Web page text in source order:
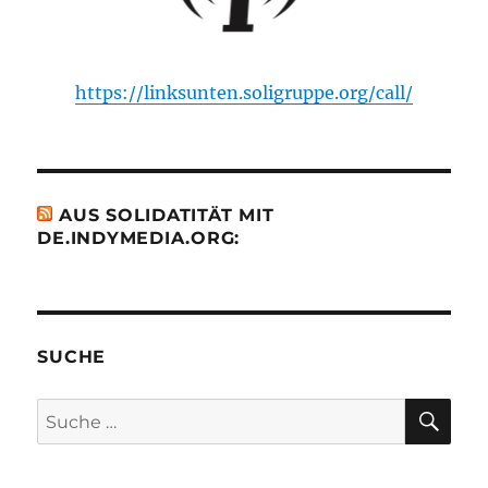
https://linksunten.soligruppe.org/call/
AUS SOLIDATITÄT MIT
DE.INDYMEDIA.ORG:
SUCHE
Suche
nach: